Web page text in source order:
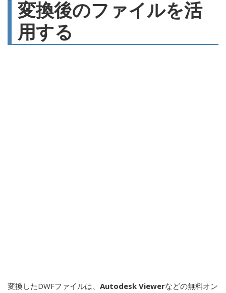
変換後のファイルを活
用する
変換したDWFファイルは、 Autodesk Viewerなどの無料オン